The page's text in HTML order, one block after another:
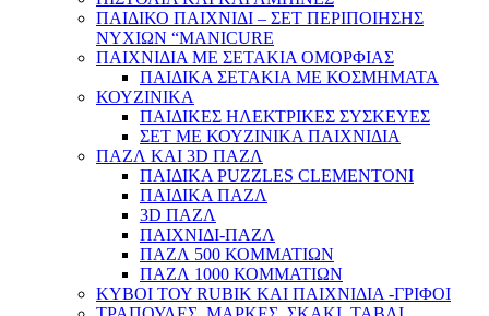
ΠΑΙΔΙΚΟ ΠΑΙΧΝΙΔΙ – ΣΕΤ ΠΕΡΙΠΟΙΗΣΗΣ
ΝΥΧΙΩΝ “MANICURE
ΠΑΙΧΝΙΔΙΑ ΜΕ ΣΕΤΑΚΙΑ ΟΜΟΡΦΙΑΣ
ΠΑΙΔΙΚΑ ΣΕΤΑΚΙΑ ΜΕ ΚΟΣΜΗΜΑΤΑ
ΚΟΥΖΙΝΙΚΑ
ΠΑΙΔΙΚΕΣ ΗΛΕΚΤΡΙΚΕΣ ΣΥΣΚΕΥΕΣ
ΣΕΤ ΜΕ ΚΟΥΖΙΝΙΚΑ ΠΑΙΧΝΙΔΙΑ
ΠΑΖΛ ΚΑΙ 3D ΠΑΖΛ
ΠΑΙΔΙΚΑ PUZZLES CLEMENTONI
ΠΑΙΔΙΚΑ ΠΑΖΛ
3D ΠΑΖΛ
ΠΑΙΧΝΙΔΙ-ΠΑΖΛ
ΠΑΖΛ 500 ΚΟΜΜΑΤΙΩΝ
ΠΑΖΛ 1000 ΚΟΜΜΑΤΙΩΝ
ΚΥΒΟΙ ΤΟΥ RUBIK ΚΑΙ ΠΑΙΧΝΙΔΙΑ -ΓΡΙΦΟΙ